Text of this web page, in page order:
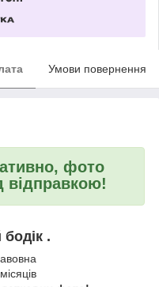
Умови повернення
фото
відправкою!
.